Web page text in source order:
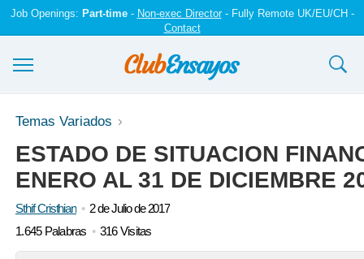
Job Openings: Part-time- Non-exec Director- Fully Remote UK/EU/CH -
Contact
Ensayos y trabajos
Registrarse
Iniciar sesión
Temas Variados
ESTADO DE SITUACION
ENERO AL 31 DE DICIEMBRE
Sthif Cristhian
2 de Julio de 2017
1.645 Palabras
316 Visitas